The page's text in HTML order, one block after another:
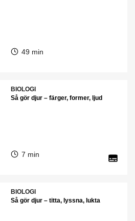
49 min
BIOLOGI
Så gör djur – färger, former, ljud
7 min
BIOLOGI
Så gör djur – titta, lyssna, lukta